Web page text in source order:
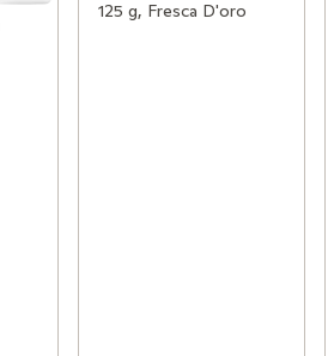
125 g, Fresca D'oro